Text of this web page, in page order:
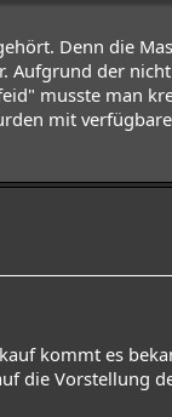
Denn die
Aufgrund der nicht
musste man
mit
kommt es
die Vorstellung